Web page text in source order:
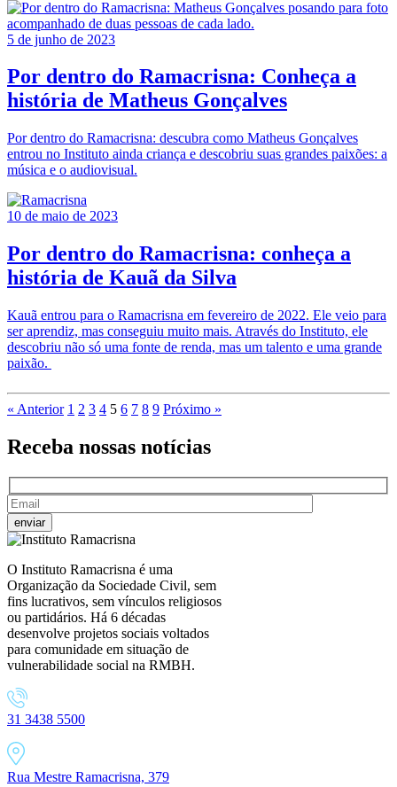
5 de junho de 2023
Por dentro do Ramacrisna: Conheça a
história de Matheus Gonçalves
Por dentro do Ramacrisna: descubra como Matheus Gonçalves
entrou no Instituto ainda criança e descobriu suas grandes paixões: a
música e o audiovisual.
10 de maio de 2023
Por dentro do Ramacrisna: conheça a
história de Kauã da Silva
Kauã entrou para o Ramacrisna em fevereiro de 2022. Ele veio para
ser aprendiz, mas conseguiu muito mais. Através do Instituto, ele
descobriu não só uma fonte de renda, mas um talento e uma grande
paixão.
« Anterior 1 2 3 4 5 6 7 8 9 Próximo »
Receba nossas notícias
O Instituto Ramacrisna é uma
Organização da Sociedade Civil, sem
fins lucrativos, sem vínculos religiosos
ou partidários. Há 6 décadas
desenvolve projetos sociais voltados
para comunidade em situação de
vulnerabilidade social na RMBH.
31 3438 5500
Rua Mestre Ramacrisna, 379